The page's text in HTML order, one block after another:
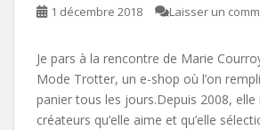
1 décembre 2018 Laisser un
Je pars à la rencontre de Marie
Mode Trotter, un e-shop où l’on
panier tous les jours.Depuis 2008,
créateurs qu’elle aime et qu’elle